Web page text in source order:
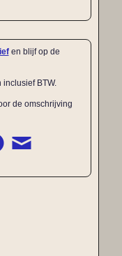
en blijf op de
BTW.
de omschrijving